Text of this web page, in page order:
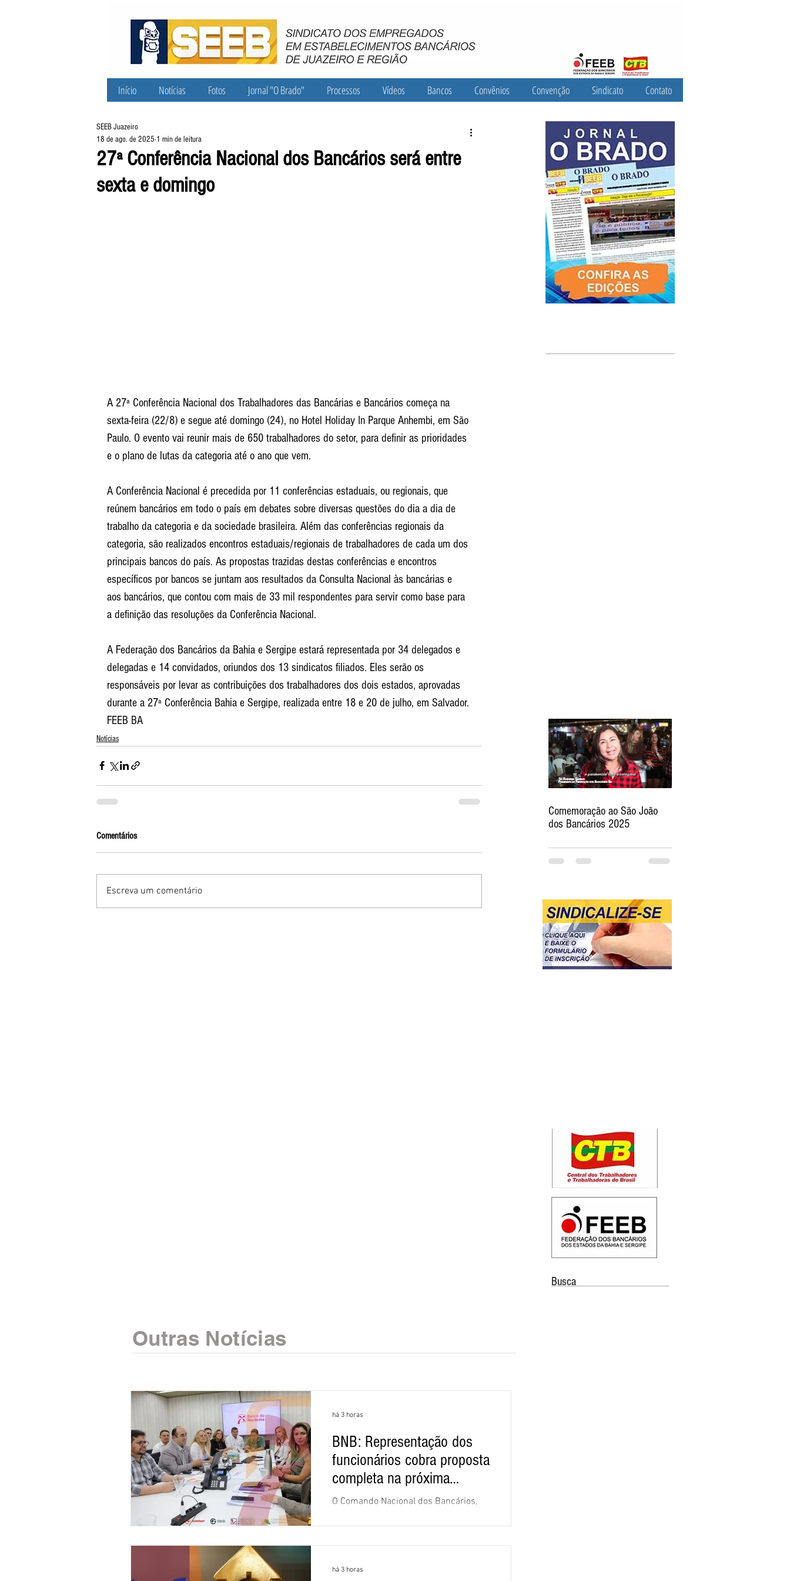
Início Notícias Fotos Jornal "O Brado" Processos Vídeos Bancos Convênios Convenção Sindicato Contato
27ª Conferência Nacional dos Bancários será entre
sexta e domingo
SEEB Juazeiro
18 de ago. de 2025 1 min de leitura
A 27ª Conferência Nacional dos Trabalhadores das Bancárias e Bancários começa na
sexta-feira (22/8) e segue até domingo (24), no Hotel Holiday In Parque Anhembi, em São
Paulo. O evento vai reunir mais de 650 trabalhadores do setor, para definir as prioridades
e o plano de lutas da categoria até o ano que vem.
A Conferência Nacional é precedida por 11 conferências estaduais, ou regionais, que
reúnem bancários em todo o país em debates sobre diversas questões do dia a dia de
trabalho da categoria e da sociedade brasileira. Além das conferências regionais da
categoria, são realizados encontros estaduais/regionais de trabalhadores de cada um dos
principais bancos do país. As propostas trazidas destas conferências e encontros
específicos por bancos se juntam aos resultados da Consulta Nacional às bancárias e
aos bancários, que contou com mais de 33 mil respondentes para servir como base para
a definição das resoluções da Conferência Nacional.
A Federação dos Bancários da Bahia e Sergipe estará representada por 34 delegados e
delegadas e 14 convidados, oriundos dos 13 sindicatos filiados. Eles serão os
responsáveis por levar as contribuições dos trabalhadores dos dois estados, aprovadas
durante a 27ª Conferência Bahia e Sergipe, realizada entre 18 e 20 de julho, em Salvador.
FEEB BA
Notícias
Comentários
Escreva um comentário
Comemoração ao São João
dos Bancários 2025
Busca
Outras Notícias
BNB: Representação dos
funcionários cobra proposta
completa na próxima
negociação
O Comando Nacional dos Bancários,
dos Funcionários do Banco do
Nordeste do Brasil (CNFBNB), concluiu
apresentação e o debate da pauta
há 3 horas
há 3 horas